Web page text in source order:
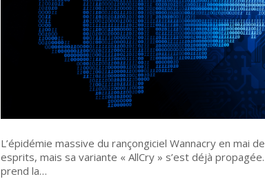
L’épidémie massive du rançongiciel Wannacry en mai
esprits, mais sa variante « AllCry » s’est déjà
prend la…